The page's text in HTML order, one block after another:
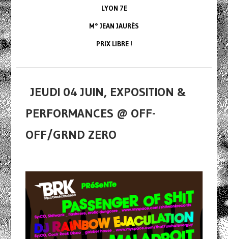
LYON 7E
M° JEAN JAURÈS
PRIX LIBRE !
JEUDI 04 JUIN, EXPOSITION &
PERFORMANCES @ OFF-
OFF/GRND ZERO